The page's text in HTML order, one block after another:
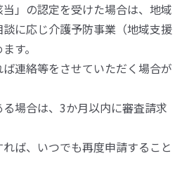
」の認定を受けた場合は、地域
に応じ介護予防事業（地域支援
す。
連絡等をさせていただく場合が
場合は、3か月以内に審査請求
ば、いつでも再度申請すること